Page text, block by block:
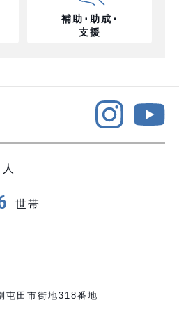
補助･助成･
支援
人
世帯
屯田市街地318番地